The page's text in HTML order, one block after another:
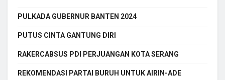
PULKADA GUBERNUR BANTEN 2024
PUTUS CINTA GANTUNG DIRI
RAKERCABSUS PDI PERJUANGAN KOTA SERANG
REKOMENDASI PARTAI BURUH UNTUK AIRIN-ADE